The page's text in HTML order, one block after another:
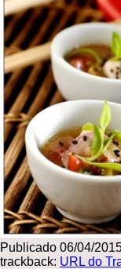
Publicado 06/04/
trackback: URL do